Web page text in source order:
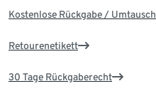
Kostenlose Rückgabe / Umtausch
Retourenetikett
30 Tage Rückgaberecht